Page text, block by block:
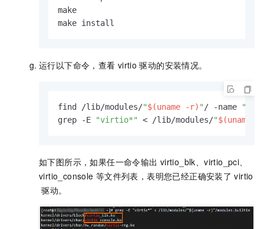
make
make install
运行以下命令，查看 virtio 驱动的安装情况。
find /lib/modules/"$(uname -r) " / -name
grep -E
"virtio*" < /lib/modules/"$(uname
如下图所示，如果任一命令输出 virtio_blk、virtio_pci、
virtio_console 等文件列表，表明您已经正确安装了 virtio
驱动。